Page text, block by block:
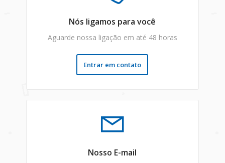
Nós ligamos para você
Aguarde nossa ligação em até 48 horas
Entrar em contato
Nosso E-mail